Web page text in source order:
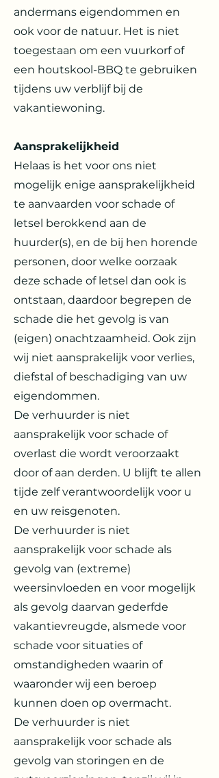
andermans eigendommen en
ook voor de natuur. Het is niet
toegestaan om een vuurkorf of
een houtskool-BBQ te gebruiken
tijdens uw verblijf bij de
vakantiewoning.
Aansprakelijkheid
Helaas is het voor ons niet
mogelijk enige aansprakelijkheid
te aanvaarden voor schade of
letsel berokkend aan de
huurder(s), en de bij hen horende
personen, door welke oorzaak
deze schade of letsel dan ook is
ontstaan, daardoor begrepen de
schade die het gevolg is van
(eigen) onachtzaamheid. Ook zijn
wij niet aansprakelijk voor verlies,
diefstal of beschadiging van uw
eigendommen.
De verhuurder is niet
aansprakelijk voor schade of
overlast die wordt veroorzaakt
door of aan derden. U blijft te allen
tijde zelf verantwoordelijk voor u
en uw reisgenoten.
De verhuurder is niet
aansprakelijk voor schade als
gevolg van (extreme)
weersinvloeden en voor mogelijk
als gevolg daarvan gederfde
vakantievreugde, alsmede voor
schade voor situaties of
omstandigheden waarin of
waaronder wij een beroep
kunnen doen op overmacht.
De verhuurder is niet
aansprakelijk voor schade als
gevolg van storingen en de